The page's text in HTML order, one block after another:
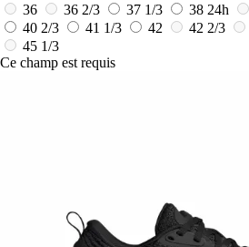
36
36 2/3 37 1/3 38 24h
40 2/3
41 1/3 42 42 2/3
45 1/3
Ce champ est requis